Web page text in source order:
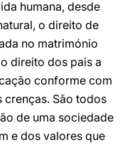
humana, desde
o direito de
no matrimónio
direito dos pais a
conforme com
crenças. São todos
de uma sociedade
e dos valores que